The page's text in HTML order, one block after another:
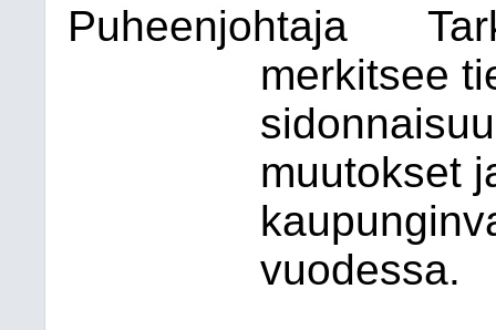
Puheenjohtaja
merkitsee
muutokset
vuodessa.